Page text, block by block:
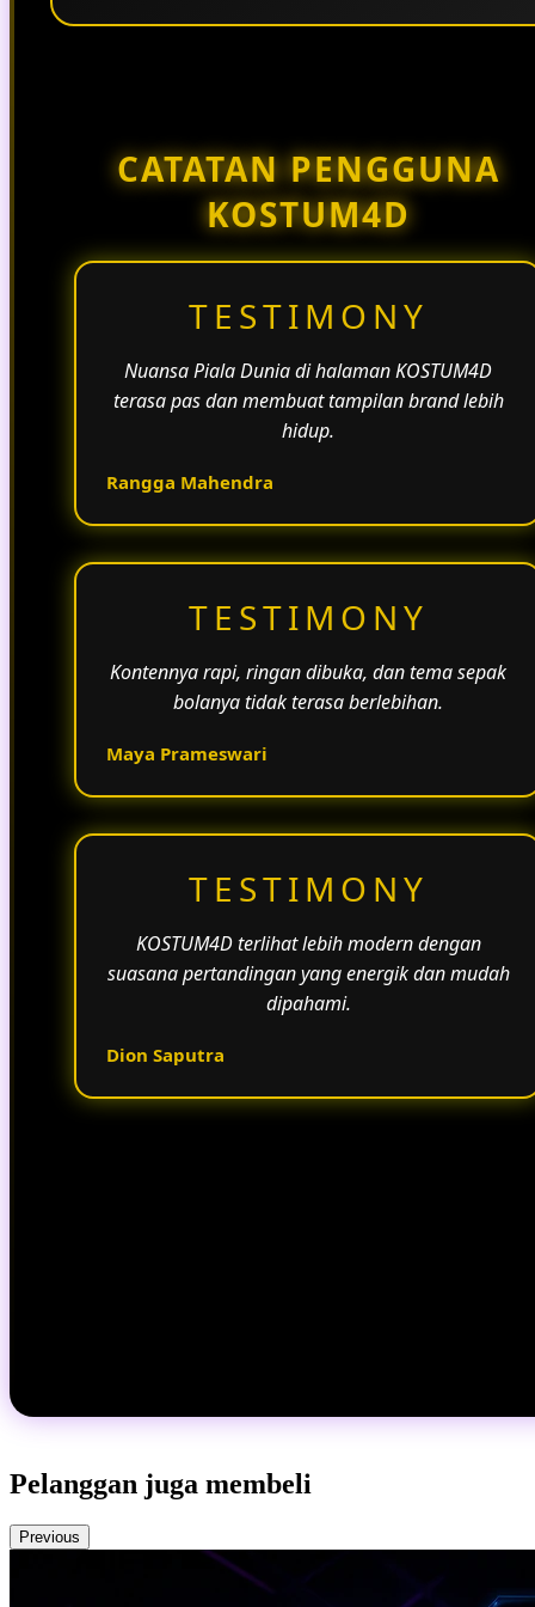
CATATAN PENGGUNA
KOSTUM4D
TESTIMONY
Nuansa Piala Dunia di halaman KOSTUM4D
terasa pas dan membuat tampilan brand lebih
hidup.
Rangga Mahendra
TESTIMONY
Kontennya rapi, ringan dibuka, dan tema sepak
bolanya tidak terasa berlebihan.
Maya Prameswari
TESTIMONY
KOSTUM4D terlihat lebih modern dengan
suasana pertandingan yang energik dan mudah
dipahami.
Dion Saputra
Pelanggan juga membeli
Previous